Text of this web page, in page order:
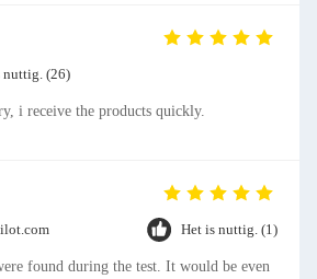
nuttig. (26)
i receive the products quickly.
Het is nuttig. (1)
found during the test. It would be even